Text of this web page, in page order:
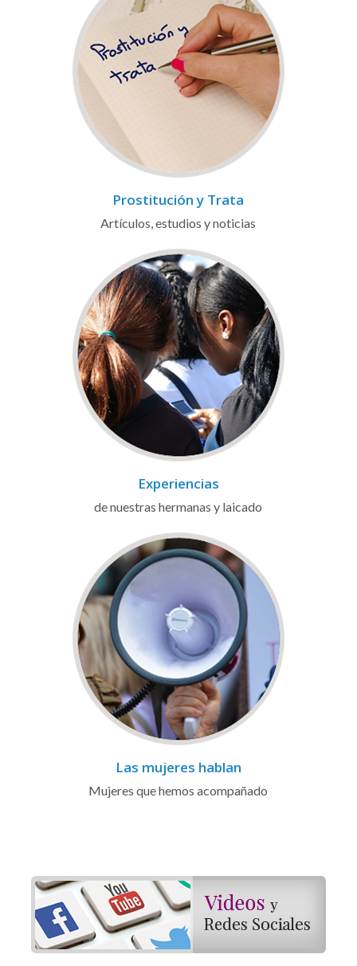
Prostitución y Trata
Artículos, estudios y noticias
Experiencias
de nuestras hermanas y laicado
Las mujeres hablan
Mujeres que hemos acompañado